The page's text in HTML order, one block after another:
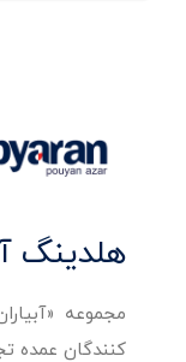
هلدینگ
مجموعه
کنندگان عمده